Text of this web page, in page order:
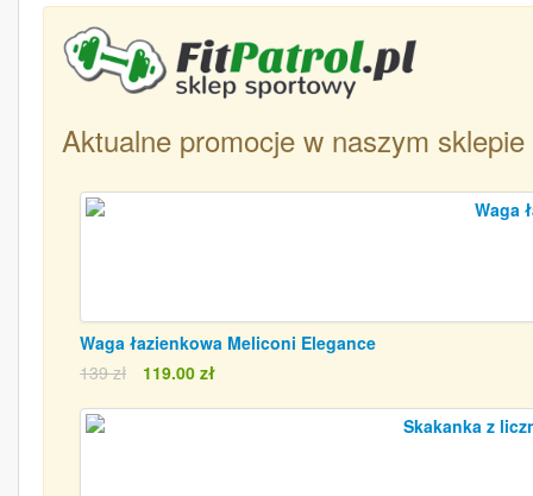
Aktualne promocje w naszym sklepie
Waga łazienkowa Meliconi Elegance
139 zł
119.00 zł